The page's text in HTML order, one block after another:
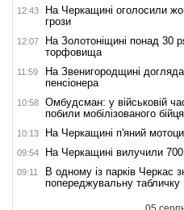
12:43
На Черкащині оголосили
грози
12:07
На Золотоніщині понад 30
торфовища
11:59
На Звенигородщині
пенсіонера
10:58
Омбудсман: у військовій
побили мобілізованого бійця
10:13 На Черкащині п'яний
09:54 На Черкащині вилучили 700
09:11
В одному із парків Черкас
попереджувальну табличку